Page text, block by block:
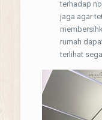
terhadap
jaga agar
rumah
terlihat